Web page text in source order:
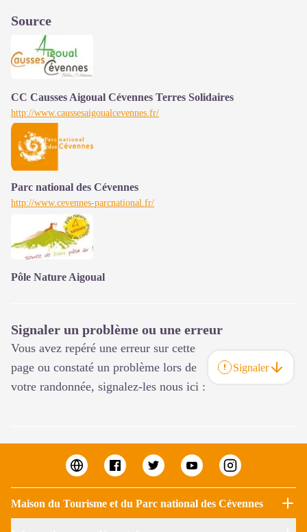
Source
CC Causses Aigoual Cévennes Terres Solidaires
http://www.caussesaigoualcevennes.fr/
Parc national des Cévennes
http://www.cevennes-parcnational.fr/
Pôle Nature Aigoual
Signaler un problème ou une erreur
Vous avez repéré une erreur sur cette
page ou constaté un problème lors de
votre randonnée, signalez-les nous ici :
Signaler
Maison du Tourisme et du Parc national des Cévennes